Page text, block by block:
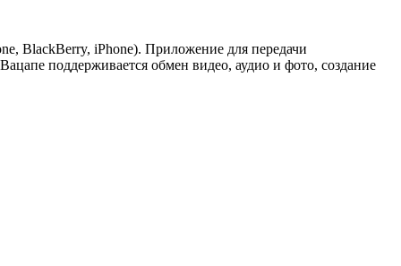
BlackBerry, iPhone). Приложение для передачи
поддерживается обмен видео, аудио и фото, создание